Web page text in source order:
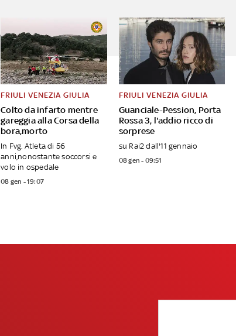
Colto da infarto mentre
gareggia alla Corsa della
bora,morto
FRIULI VENEZIA GIULIA
In Fvg. Atleta di 56
anni,nonostante soccorsi e
volo in ospedale
08 gen - 19:07
Guanciale-Pession, Porta
Rossa 3, l'addio ricco di
sorprese
FRIULI VENEZIA GIULIA
su Rai2 dall'11 gennaio
08 gen - 09:51